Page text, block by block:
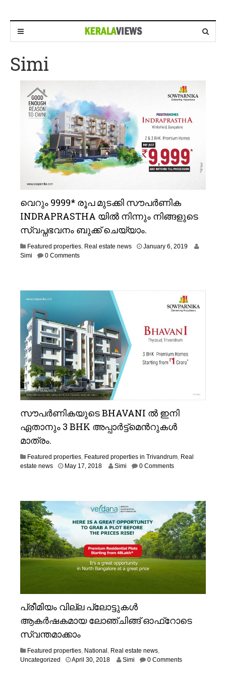
Simi
വെറും 9999* രൂപ മുടക്കി സൗപര്‍ണിക
INDRAPRASTHA യില്‍ നിന്നും നിങ്ങളുടെ
സ്വപ്നഭവനം ബുക്ക് ചെയ്യാം.
Featured properties, Real estate news January 6, 2019J
2
0
Simi 0 Comments
സൗപര്‍ണികയുടെ BHAVANI ല്‍ ഇനി
ഏതാനും 3 BHK അപ്പാര്‍ട്ട്മെന്‍റുകള്‍
മാത്രം.
Featured properties, Featured properties in Trivandrum, Real
estate news
May 17, 2018M
8
,
2
0
9
Simi 0 Comments
പ്രീമിയം വില്ല പ്ലോട്ടുകൾ
ആകർഷകമായ ലോഞ്ചിങ്ങ് ഓഫ്‌റോടെ
സ്വന്തമാക്കാം
Featured properties, National , Real estate news,
Uncategorized
April 30, 2018A
Simi 0 Comments